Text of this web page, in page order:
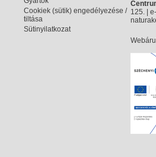
Cookiek (sütik) engedélyezése /
tiltása
Sütinyilatkozat
125. |